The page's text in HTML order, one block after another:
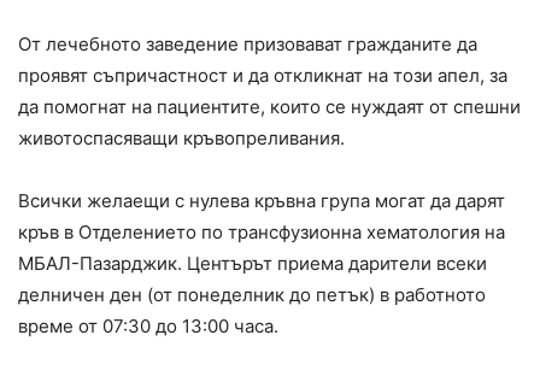
От лечебното заведение призовават гражданите да
проявят съпричастност и да откликнат на този апел, за
да помогнат на пациентите, които се нуждаят от спешни
животоспасяващи кръвопреливания.
Всички желаещи с нулева кръвна група могат да дарят
кръв в Отделението по трансфузионна хематология на
МБАЛ-Пазарджик. Центърът приема дарители всеки
делничен ден (от понеделник до петък) в работното
време от 07:30 до 13:00 часа.